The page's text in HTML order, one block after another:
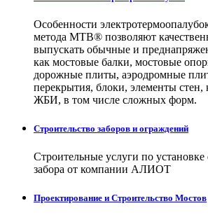
Особенности
метода МТВ® позволяют
выпускать обычные и
как мостовые балки, мостовые
дорожные плиты, аэродромные
перекрытия, блоки, элементы стен,
ЖБИ, в том числе сложных форм.
Строительство заборов и ограждений
Строительные услуги по
забора от компании АЛИОТ
Проектирование и Строительство Мостов